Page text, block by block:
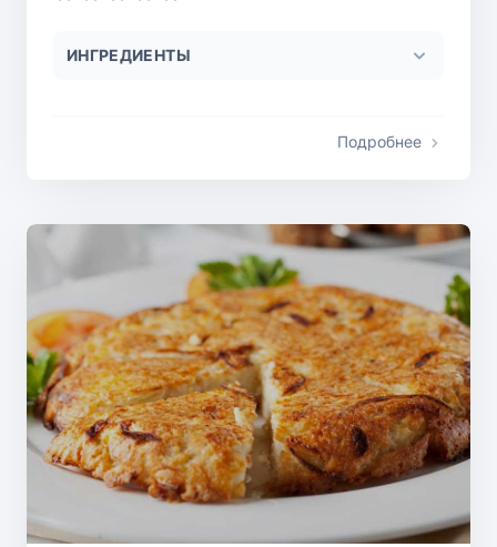
ИНГРЕДИЕНТЫ
Подробнее